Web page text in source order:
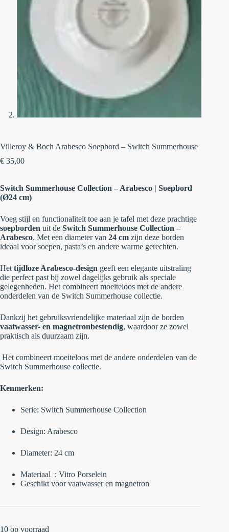
Villeroy & Boch Arabesco Soepbord – Switch Summerhouse
€ 35,00
Switch Summerhouse Collection – Arabesco | Soepbord
(Ø24 cm)
Voeg stijl en functionaliteit toe aan je tafel met deze prachtige
soepborden uit de Switch Summerhouse Collection –
Arabesco. Met een diameter van 24 cm zijn deze borden
ideaal voor soepen, pasta’s en andere warme gerechten.
Het tijdloze Arabesco-design geeft een elegante uitstraling
die perfect past bij zowel dagelijks gebruik als speciale
gelegenheden. Het combineert moeiteloos met de andere
onderdelen van de Switch Summerhouse collectie.
Dankzij het gebruiksvriendelijke materiaal zijn de borden
vaatwasser- en magnetronbestendig, waardoor ze zowel
praktisch als duurzaam zijn.
Het combineert moeiteloos met de andere onderdelen van de
Switch Summerhouse collectie.
Kenmerken:
Serie: Switch Summerhouse Collection
Design: Arabesco
Diameter: 24 cm
Materiaal : Vitro Porselein
Geschikt voor vaatwasser en magnetron
10 op voorraad